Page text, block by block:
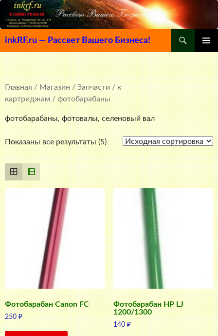
inkRF.ru — Рассвет Вашего Бизнеса!
МЕНЮ
К
СОДЕРЖИМОМУ
Главная/Магазин/Запчасти/к
картриджам/ фотобарабаны
фотобарабаны, фотовалы, селеновый вал
Показаны все результаты (5)
Фотобарабан Canon FC
250₽
Фотобарабан HP LJ
1200/1300
140₽